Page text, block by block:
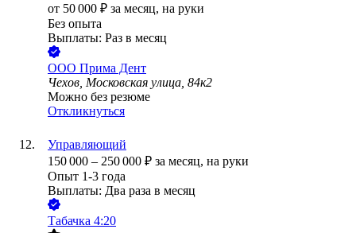
от 50 000 ₽ за месяц, на руки
Без опыта
Выплаты: Раз в месяц
ООО Прима Дент
Чехов, Московская улица, 84к2
Можно без резюме
Откликнуться
Управляющий
150 000 – 250 000 ₽ за месяц, на руки
Опыт 1-3 года
Выплаты: Два раза в месяц
Табачка 4:20